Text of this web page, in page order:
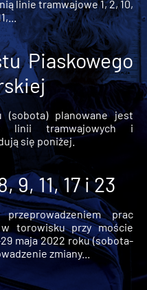
linie tramwajowe 1, 2, 10,
Piaskowego
planowane jest
linii tramwajowych i
się poniżej.
9, 11, 17 i 23
prac
torowisku przy moście
maja 2022 roku (sobota-
zmiany...